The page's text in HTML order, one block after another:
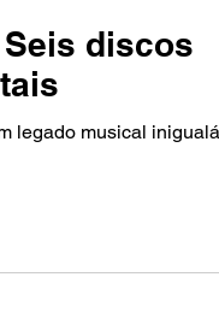
discos
legado musical